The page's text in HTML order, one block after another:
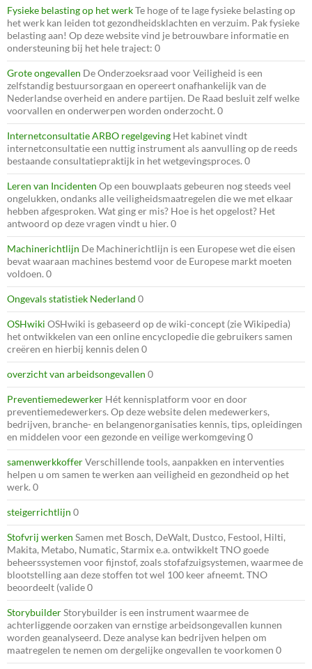
Fysieke belasting op het werkTe hoge of te lage fysieke belasting op
het werk kan leiden tot gezondheidsklachten en verzuim. Pak fysieke
belasting aan! Op deze website vind je betrouwbare informatie en
ondersteuning bij het hele traject: 0
Grote ongevallen De Onderzoeksraad voor Veiligheid is een
zelfstandig bestuursorgaan en opereert onafhankelijk van de
Nederlandse overheid en andere partijen. De Raad besluit zelf welke
voorvallen en onderwerpen worden onderzocht. 0
Internetconsultatie ARBO regelgeving Het kabinet vindt
internetconsultatie een nuttig instrument als aanvulling op de reeds
bestaande consultatiepraktijk in het wetgevingsproces. 0
Leren van Incidenten Op een bouwplaats gebeuren nog steeds veel
ongelukken, ondanks alle veiligheidsmaatregelen die we met elkaar
hebben afgesproken. Wat ging er mis? Hoe is het opgelost? Het
antwoord op deze vragen vindt u hier. 0
Machinerichtlijn De Machinerichtlijn is een Europese wet die eisen
bevat waaraan machines bestemd voor de Europese markt moeten
voldoen. 0
Ongevals statistiek Nederland 0
OSHwiki OSHwiki is gebaseerd op de wiki-concept (zie Wikipedia)
het ontwikkelen van een online encyclopedie die gebruikers samen
creëren en hierbij kennis delen 0
overzicht van arbeidsongevallen 0
Preventiemedewerker Hét kennisplatform voor en door
preventiemedewerkers. Op deze website delen medewerkers,
bedrijven, branche- en belangenorganisaties kennis, tips, opleidingen
en middelen voor een gezonde en veilige werkomgeving 0
samenwerkkofferVerschillende tools, aanpakken en interventies
helpen u om samen te werken aan veiligheid en gezondheid op het
werk. 0
steigerrichtlijn 0
Stofvrij werken Samen met Bosch, DeWalt, Dustco, Festool, Hilti,
Makita, Metabo, Numatic, Starmix e.a. ontwikkelt TNO goede
beheerssystemen voor fijnstof, zoals stofafzuigsystemen, waarmee de
blootstelling aan deze stoffen tot wel 100 keer afneemt. TNO
beoordeelt (valide 0
StorybuilderStorybuilder is een instrument waarmee de
achterliggende oorzaken van ernstige arbeidsongevallen kunnen
worden geanalyseerd. Deze analyse kan bedrijven helpen om
maatregelen te nemen om dergelijke ongevallen te voorkomen 0